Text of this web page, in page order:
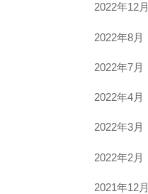
2022年12月
2022年8月
2022年7月
2022年4月
2022年3月
2022年2月
2021年12月